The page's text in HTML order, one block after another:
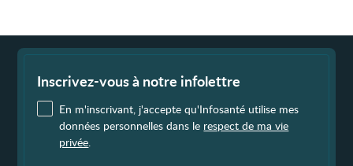
Inscrivez-vous à notre infolettre
En m'inscrivant, j'accepte qu'Infosanté utilise mes
données personnelles dans le respect de ma vie
privée.